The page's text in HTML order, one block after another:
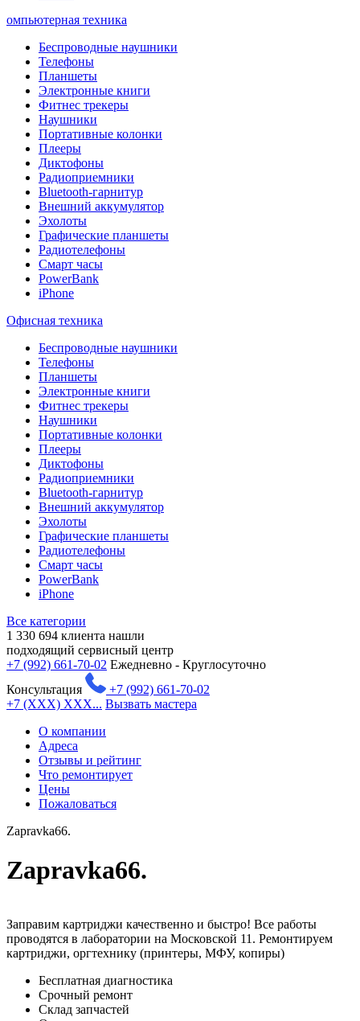
омпьютерная техника
Беспроводные наушники
Телефоны
Планшеты
Электронные книги
Фитнес трекеры
Наушники
Портативные колонки
Плееры
Диктофоны
Радиоприемники
Bluetooth-гарнитур
Внешний аккумулятор
Эхолоты
Графические планшеты
Радиотелефоны
Смарт часы
PowerBank
iPhone
Офисная техника
Беспроводные наушники
Телефоны
Планшеты
Электронные книги
Фитнес трекеры
Наушники
Портативные колонки
Плееры
Диктофоны
Радиоприемники
Bluetooth-гарнитур
Внешний аккумулятор
Эхолоты
Графические планшеты
Радиотелефоны
Смарт часы
PowerBank
iPhone
Все категории
1 330 694 клиента нашли
подходящий сервисный центр
+7 (992) 661-70-02 Ежедневно - Круглосуточно
Консультация
+7 (992) 661-70-02
+7 (XXX) XXX... Вызвать мастера
О компании
Адреса
Отзывы и рейтинг
Что ремонтирует
Цены
Пожаловаться
Zapravka66.
Zapravka66.
Заправим картриджи качественно и быстро! Все работы
проводятся в лаборатории на Московской 11. Ремонтируем
картриджи, оргтехнику (принтеры, МФУ, копиры)
Бесплатная диагностика
Срочный ремонт
Cклад запчастей